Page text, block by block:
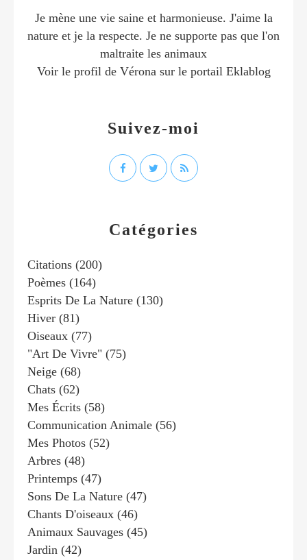
Catégories
Citations (200)
Poèmes (164)
Esprits De La Nature (130)
Hiver (81)
Oiseaux (77)
"art De Vivre" (75)
Neige (68)
Chats (62)
Mes Écrits (58)
Communication Animale (56)
Mes Photos (52)
Arbres (48)
Printemps (47)
Sons De La Nature (47)
Chants D'oiseaux (46)
Animaux Sauvages (45)
Jardin (42)
Suivez-moi
Je mène une vie saine et harmonieuse. J'aime la
nature et je la respecte. Je ne supporte pas que l'on
maltraite les animaux
Voir le profil de Véronasur le portail Eklablog